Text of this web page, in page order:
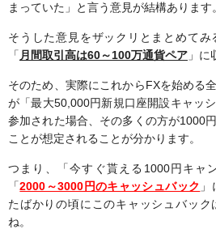
まっていた」と言う意見が結構あります。
そうした意見をザックリとまとめて
「 月間取引高は60～100万通貨ペア 」に
そのため、実際にこれからFXを始める
が「最大50,000円新規口座開設キャッ
参加された場合、その多くの方が1000
ことが想定されることが分かります。
つまり、「今すぐ貰える1000円キャ
「2000～3000円のキャッシュバック
たばかりの頃にこのキャッシュバック
ね。